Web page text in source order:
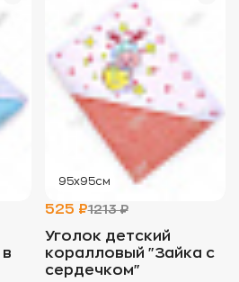
95х95см
525 ₽1213 ₽
Уголок детский
коралловый "Зайка с
сердечком"